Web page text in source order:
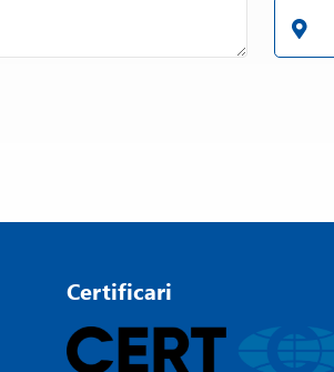
Certificari